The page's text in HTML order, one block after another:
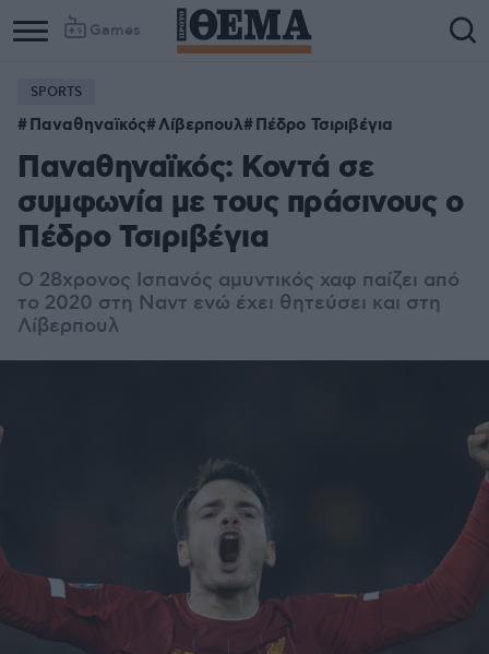
Games
SPORTS
Παναθηναϊκός Λίβερπουλ Πέδρο Τσιριβέγια
Παναθηναϊκός: Κοντά σε
συμφωνία με τους πράσινους ο
Πέδρο Τσιριβέγια
Ο 28χρονος Ισπανός αμυντικός χαφ παίζει από
το 2020 στη Ναντ ενώ έχει θητεύσει και στη
Λίβερπουλ